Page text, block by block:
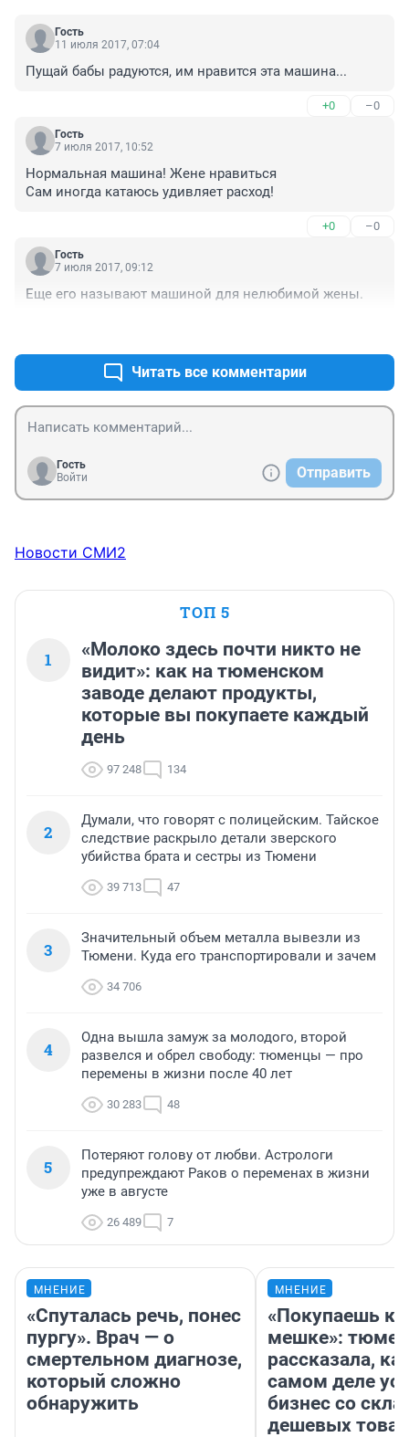
Гость
11 июля 2017, 07:04
Пущай бабы радуются, им нравится эта машина...
+0 –0
Гость
7 июля 2017, 10:52
Нормальная машина! Жене нравиться
Сам иногда катаюсь удивляет расход!
+0 –0
Гость
7 июля 2017, 09:12
Еще его называют машиной для нелюбимой жены.
Читать все комментарии
Гость
Войти
Отправить
Новости СМИ2
ТОП 5
1
«Молоко здесь почти никто не
видит»: как на тюменском
заводе делают продукты,
которые вы покупаете каждый
день
97 248 134
2
Думали, что говорят с полицейским. Тайское
следствие раскрыло детали зверского
убийства брата и сестры из Тюмени
39 713 47
3
Значительный объем металла вывезли из
Тюмени. Куда его транспортировали и зачем
34 706
4
Одна вышла замуж за молодого, второй
развелся и обрел свободу: тюменцы — про
перемены в жизни после 40 лет
30 283 48
5
Потеряют голову от любви. Астрологи
предупреждают Раков о переменах в жизни
уже в августе
26 489 7
МНЕНИЕ
«Спуталась речь, понес
пургу». Врач — о
смертельном диагнозе,
который сложно
обнаружить
МНЕНИЕ
«Покупаешь
мешке»:
рассказала,
самом деле
бизнес со
дешевых